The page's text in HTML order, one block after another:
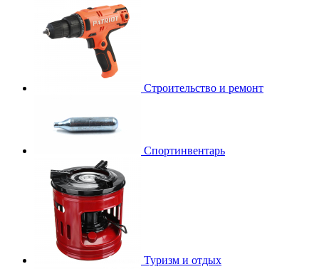
Строительство и ремонт
Спортинвентарь
Туризм и отдых